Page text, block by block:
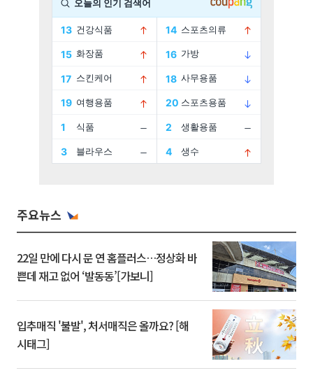
주요뉴스
22일 만에 다시 문 연 홈플러스…정상화 바
쁜데 재고 없어 ‘발동동’[가보니]
입추매직 '불발', 처서매직은 올까요? [해
시태그]